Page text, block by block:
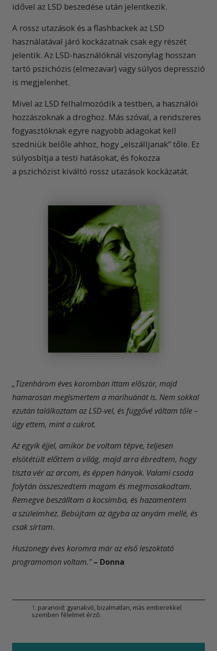
idővel az LSD beszedése után jelentkezik.
A rossz utazások és a flashbackek az LSD
használatával járó kockázatnak csak egy részét
jelentik. Az LSD-használóknál viszonylag hosszan
tartó pszichózis (elmezavar) vagy súlyos depresszió
is megjelenhet.
Mivel az LSD felhalmozódik a testben, a használói
hozzászoknak a droghoz. Más szóval, a rendszeres
fogyasztóknak egyre nagyobb adagokat kell
szedniük belőle ahhoz, hogy „elszálljanak” tőle. Ez
súlyosbítja a testi hatásokat, és fokozza
a pszichózist kiváltó rossz utazások kockázatát.
„Tizenhárom éves koromban ittam először, majd
hamarosan megismertem a marihuánát is. Nem sokkal
ezután találkoztam az LSD-vel, és függővé váltam tőle –
úgy ettem, mint a cukrot.
Az egyik éjjel, amikor be voltam tépve, teljesen
elsötétült előttem a világ, majd arra ébredtem, hogy
tiszta vér az arcom, és éppen hányok. Valami csoda
folytán összeszedtem magam és megmosakodtam.
Remegve beszálltam a kocsimba, és hazamentem
a szüleimhez. Bebújtam az ágyba az anyám mellé, és
csak sírtam.
Huszonegy éves koromra már az első leszoktató
programomon voltam.” – Donna
1. paranoid: gyanakvó, bizalmatlan, más emberekkel
szemben félelmet érző.